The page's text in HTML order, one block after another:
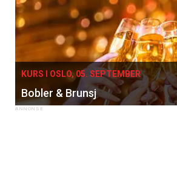
KURS I OSLO, 05. SEPTEMBER
Bobler & Brunsj